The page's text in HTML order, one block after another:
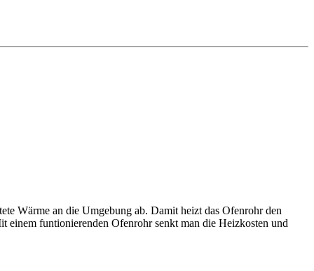
Wärme an die Umgebung ab. Damit heizt das Ofenrohr den
einem funtionierenden Ofenrohr senkt man die Heizkosten und